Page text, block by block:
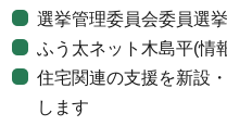
選挙管理委員会委員選挙
ふう太ネット木島平(情
住宅関連の支援を新設
します